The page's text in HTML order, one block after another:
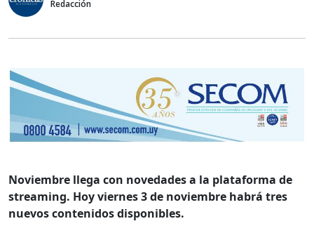
Redacción
Noviembre llega con novedades a la plataforma de
streaming. Hoy viernes 3 de noviembre habrá tres
nuevos contenidos disponibles.